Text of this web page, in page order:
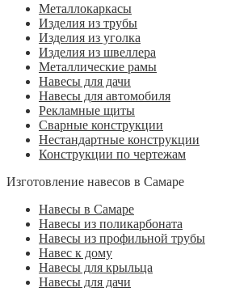
Металлокаркасы
Изделия из трубы
Изделия из уголка
Изделия из швеллера
Металлические рамы
Навесы для дачи
Навесы для автомобиля
Рекламные щиты
Сварные конструкции
Нестандартные конструкции
Конструкции по чертежам
Изготовление навесов в Самаре
Навесы в Самаре
Навесы из поликарбоната
Навесы из профильной трубы
Навес к дому
Навесы для крыльца
Навесы для дачи